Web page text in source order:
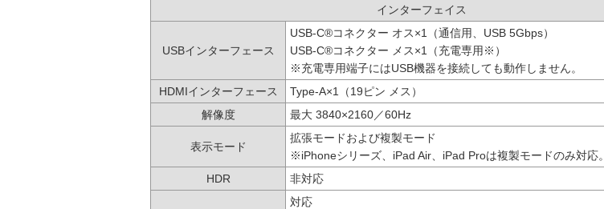
インターフェイス
USBインターフェース
USB-C®コネクター オス×1（通信用、USB 5Gbps）
USB-C®コネクター メス×1（充電専用※）
※充電専用端子にはUSB機器を接続しても動作しません。
HDMIインターフェース
Type-A×1（19ピン メス）
解像度
最大 3840×2160／60Hz
表示モード
拡張モードおよび複製モード
※iPhoneシリーズ、iPad Air、iPad Proは複製モードのみ対応。
HDR
非対応
対応